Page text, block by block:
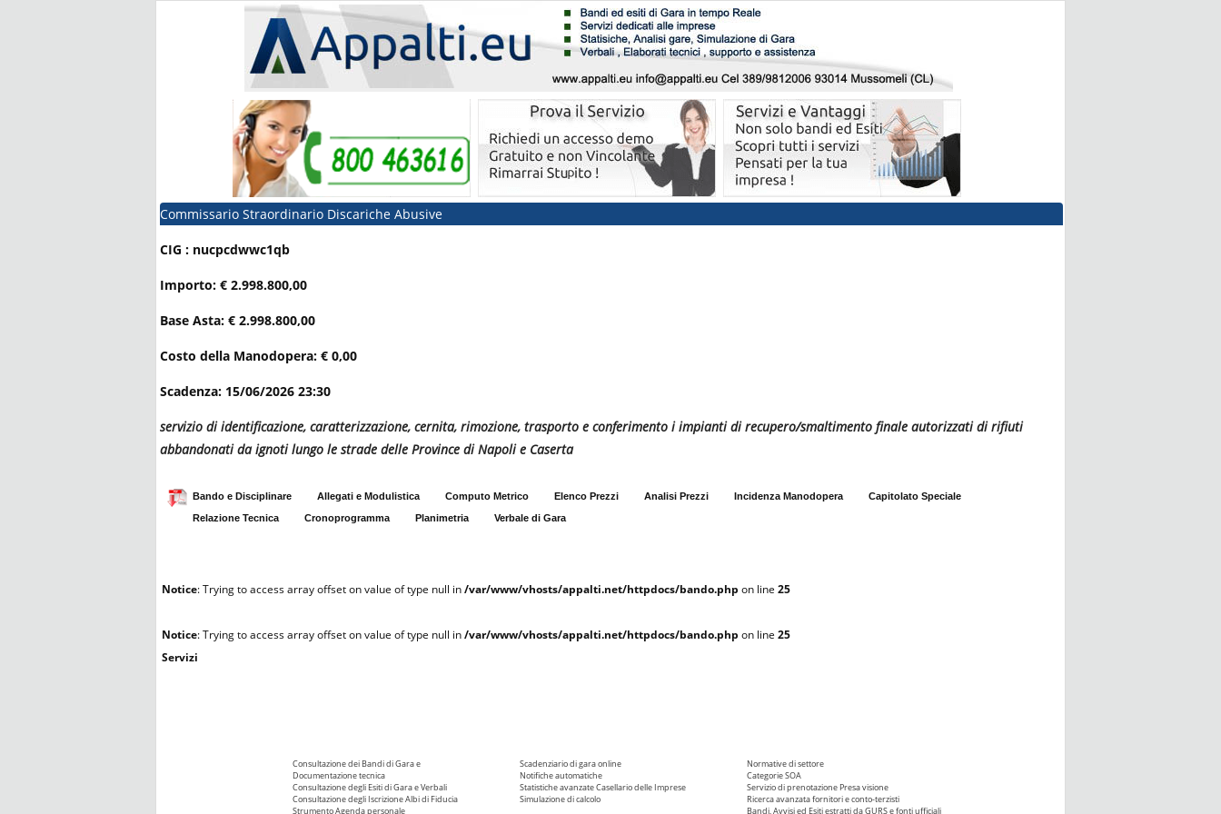
Commissario Straordinario Discariche Abusive
CIG : nucpcdwwc1qb
Importo: € 2.998.800,00
Base Asta: € 2.998.800,00
Costo della Manodopera: € 0,00
Scadenza: 15/06/2026 23:30
servizio di identificazione, caratterizzazione, cernita, rimozione, trasporto e conferimento i impianti di recupero/smaltimento finale autorizzati di rifiuti
abbandonati da ignoti lungo le strade delle Province di Napoli e Caserta
Bando e Disciplinare Allegati e Modulistica Computo Metrico Elenco Prezzi Analisi Prezzi Incidenza Manodopera
Capitolato Speciale
Relazione Tecnica
Cronoprogramma Planimetria Verbale di Gara
Notice: Trying to access array offset on value of type null in/var/www/vhosts/appalti.net/httpdocs/bando.php on line 25
Notice: Trying to access array offset on value of type null in/var/www/vhosts/appalti.net/httpdocs/bando.php on line 25
Servizi
Consultazione dei Bandi di Gara e
Documentazione tecnica
Consultazione degli Esiti di Gara e Verbali
Consultazione degli Iscrizione Albi di Fiducia
Strumento Agenda personale
Scadenziario di gara online
Notifiche automatiche
Statistiche avanzateCasellario delle Imprese
Simulazione di calcolo
Normative di settore
Categorie SOA
Servizio di prenotazione Presa visione
Ricerca avanzata fornitori e conto-terzisti
Bandi, Avvisi ed Esiti estratti da GURS e fonti ufficiali